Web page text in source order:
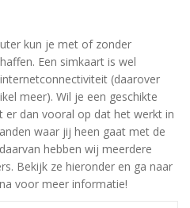
kun je met of zonder
Een simkaart is wel
(daarover
meer). Wil je een geschikte
er dan vooral op dat het werkt in
waar jij heen gaat met de
hebben wij meerdere
Bekijk ze hieronder en ga naar
voor meer informatie!